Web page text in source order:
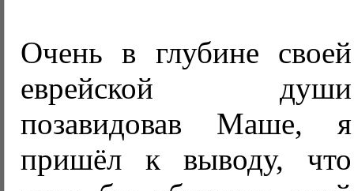
Очень в глубине своей
еврейской души
позавидовав Маше, я
пришёл к выводу, что